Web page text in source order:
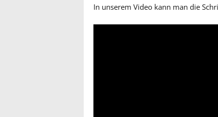
In unserem Video kann man die